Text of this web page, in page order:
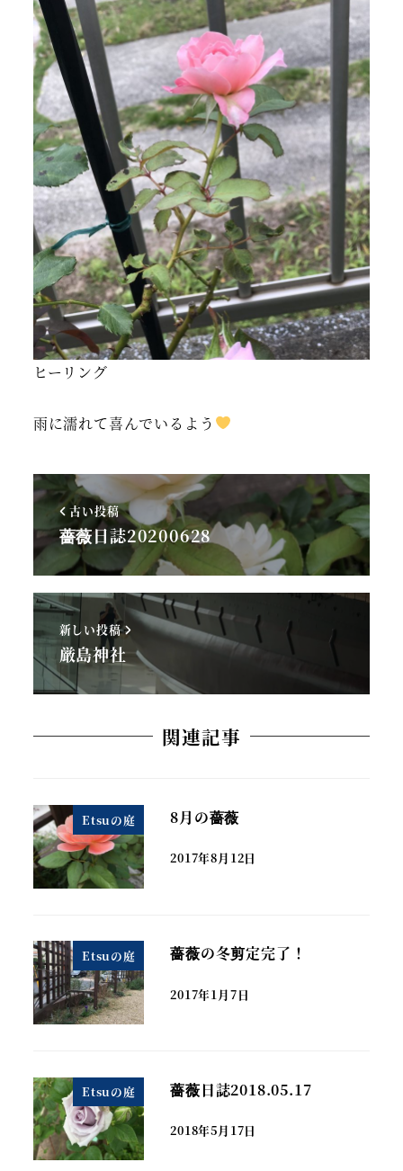
ヒーリング
雨に濡れて喜んでいるよう
古い投稿
薔薇日誌20200628
新しい投稿
厳島神社
関連記事
Etsuの庭 8月の薔薇
2017年8月12日
Etsuの庭 薔薇の冬剪定完了！
2017年1月7日
Etsuの庭 薔薇日誌2018.05.17
2018年5月17日